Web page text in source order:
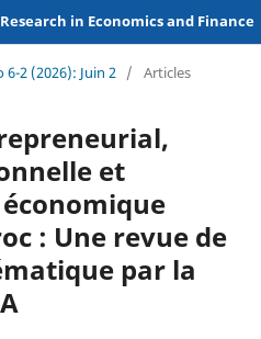
in Economics and Finance
6-2 (2026): Juin 2 / Articles
et
: Une revue de
par la